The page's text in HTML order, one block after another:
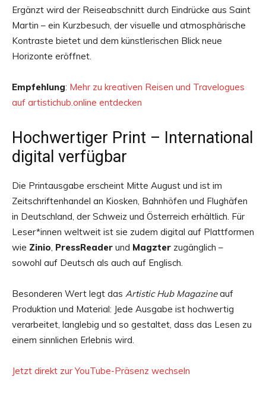
Ergänzt wird der Reiseabschnitt durch Eindrücke aus Saint
Martin – ein Kurzbesuch, der visuelle und atmosphärische
Kontraste bietet und dem künstlerischen Blick neue
Horizonte eröffnet.
Empfehlung: Mehr zu kreativen Reisen und Travelogues
auf artistichub.online entdecken
Hochwertiger Print – International
digital verfügbar
Die Printausgabe erscheint Mitte August und ist im
Zeitschriftenhandel an Kiosken, Bahnhöfen und Flughäfen
in Deutschland, der Schweiz und Österreich erhältlich. Für
Leser*innen weltweit ist sie zudem digital auf Plattformen
wie Zinio, PressReader und Magzter zugänglich –
sowohl auf Deutsch als auch auf Englisch.
Besonderen Wert legt das Artistic Hub Magazineauf
Produktion und Material: Jede Ausgabe ist hochwertig
verarbeitet, langlebig und so gestaltet, dass das Lesen zu
einem sinnlichen Erlebnis wird.
Jetzt direkt zur YouTube-Präsenz wechseln